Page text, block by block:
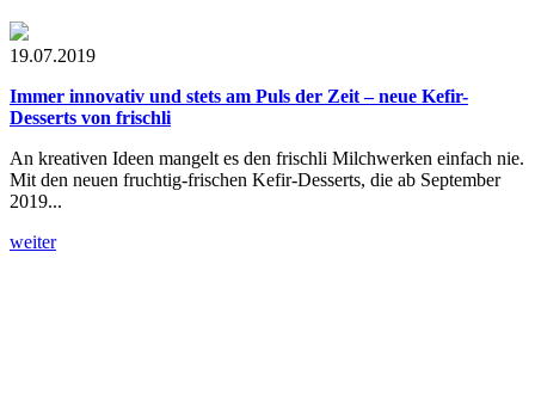
19.07.2019
Immer innovativ und stets am Puls der Zeit – neue Kefir-
Desserts von frischli
An kreativen Ideen mangelt es den frischli Milchwerken einfach nie.
Mit den neuen fruchtig-frischen Kefir-Desserts, die ab September
2019...
weiter